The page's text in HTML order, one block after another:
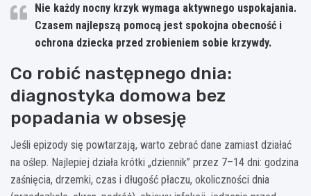
Nie każdy nocny krzyk wymaga aktywnego uspokajania.
Czasem najlepszą pomocą jest spokojna obecność i
ochrona dziecka przed zrobieniem sobie krzywdy.
Co robić następnego dnia:
diagnostyka domowa bez
popadania w obsesję
Jeśli epizody się powtarzają, warto zebrać dane zamiast działać
na oślep. Najlepiej działa krótki „dziennik” przez 7–14 dni: godzina
zaśnięcia, drzemki, czas i długość płaczu, okoliczności dnia